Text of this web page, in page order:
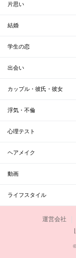
片思い
結婚
学生の恋
出会い
カップル・彼氏・彼女
浮気・不倫
心理テスト
ヘアメイク
動画
ライフスタイル
運営会社